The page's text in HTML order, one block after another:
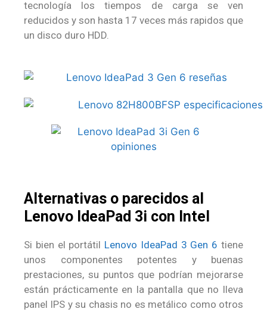
tecnología los tiempos de carga se ven
reducidos y son hasta 17 veces más rapidos que
un disco duro HDD.
Alternativas o parecidos al
Lenovo IdeaPad 3i con Intel
Si bien el portátil Lenovo IdeaPad 3 Gen 6 tiene
unos componentes potentes y buenas
prestaciones, su puntos que podrían mejorarse
están prácticamente en la pantalla que no lleva
panel IPS y su chasis no es metálico como otros